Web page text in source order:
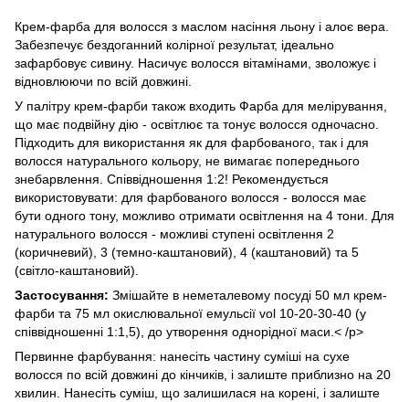
Крем-фарба для волосся з маслом насіння льону і алоє вера.
Забезпечує бездоганний колірної результат, ідеально
зафарбовує сивину. Насичує волосся вітамінами, зволожує і
відновлюючи по всій довжині.
У палітру крем-фарби також входить Фарба для мелірування,
що має подвійну дію - освітлює та тонує волосся одночасно.
Підходить для використання як для фарбованого, так і для
волосся натурального кольору, не вимагає попереднього
знебарвлення. Співвідношення 1:2! Рекомендується
використовувати: для фарбованого волосся - волосся має
бути одного тону, можливо отримати освітлення на 4 тони. Для
натурального волосся - можливі ступені освітлення 2
(коричневий), 3 (темно-каштановий), 4 (каштановий) та 5
(світло-каштановий).
Застосування: Змішайте в неметалевому посуді 50 мл крем-
фарби та 75 мл окислювальної емульсії vol 10-20-30-40 (у
співвідношенні 1:1,5), до утворення однорідної маси.< /p>
Первинне фарбування: нанесіть частину суміші на сухе
волосся по всій довжині до кінчиків, і залиште приблизно на 20
хвилин. Нанесіть суміш, що залишилася на корені, і залиште